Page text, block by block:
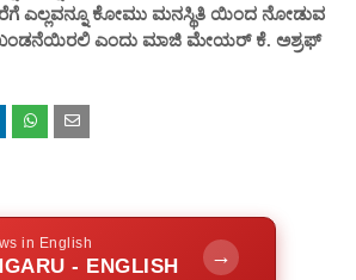
ಎಲ್ಲವನ್ನೂ ಕೋಮು ಮನಸ್ಥಿತಿ ಯಿಂದ ನೋಡುವ
ಖಂಡನೆಯಿರಲಿಎಂದು ಮಾಜಿ ಮೇಯರ್ ಕೆ. ಅಶ್ರಫ್
in English
- ENGLISH →